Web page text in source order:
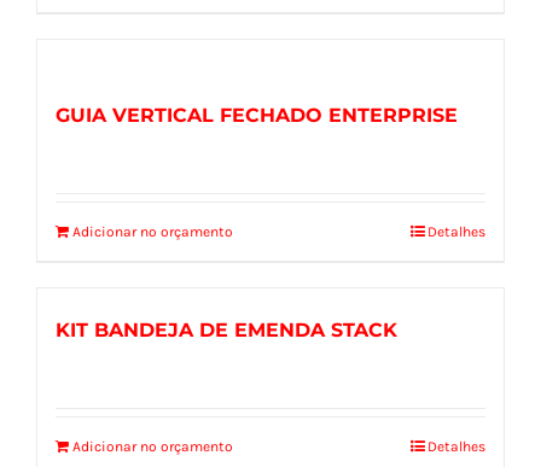
GUIA VERTICAL FECHADO ENTERPRISE
Adicionar no orçamento Detalhes
KIT BANDEJA DE EMENDA STACK
Adicionar no orçamento Detalhes